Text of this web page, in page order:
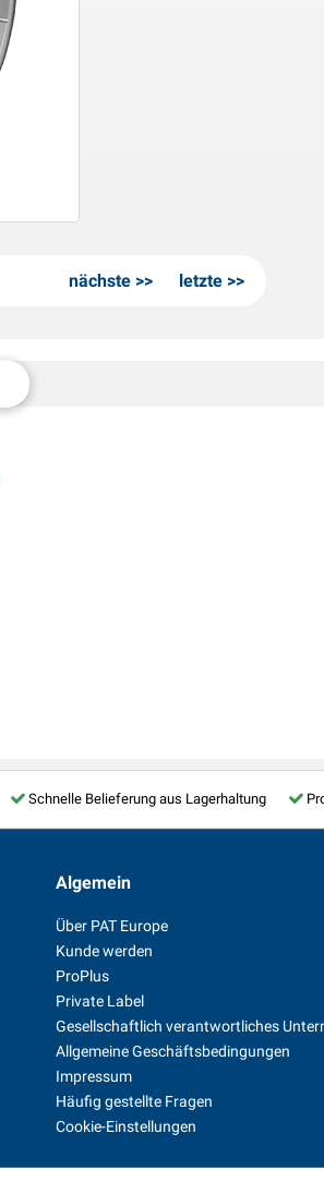
nächste letzte
Schnelle Belieferung aus Lagerhaltung
Algemein
Über PAT Europe
Kunde werden
ProPlus
Private Label
Gesellschaftlich verantwortliches
Allgemeine Geschäftsbedingungen
Impressum
Häufig gestellte Fragen
Cookie-Einstellungen